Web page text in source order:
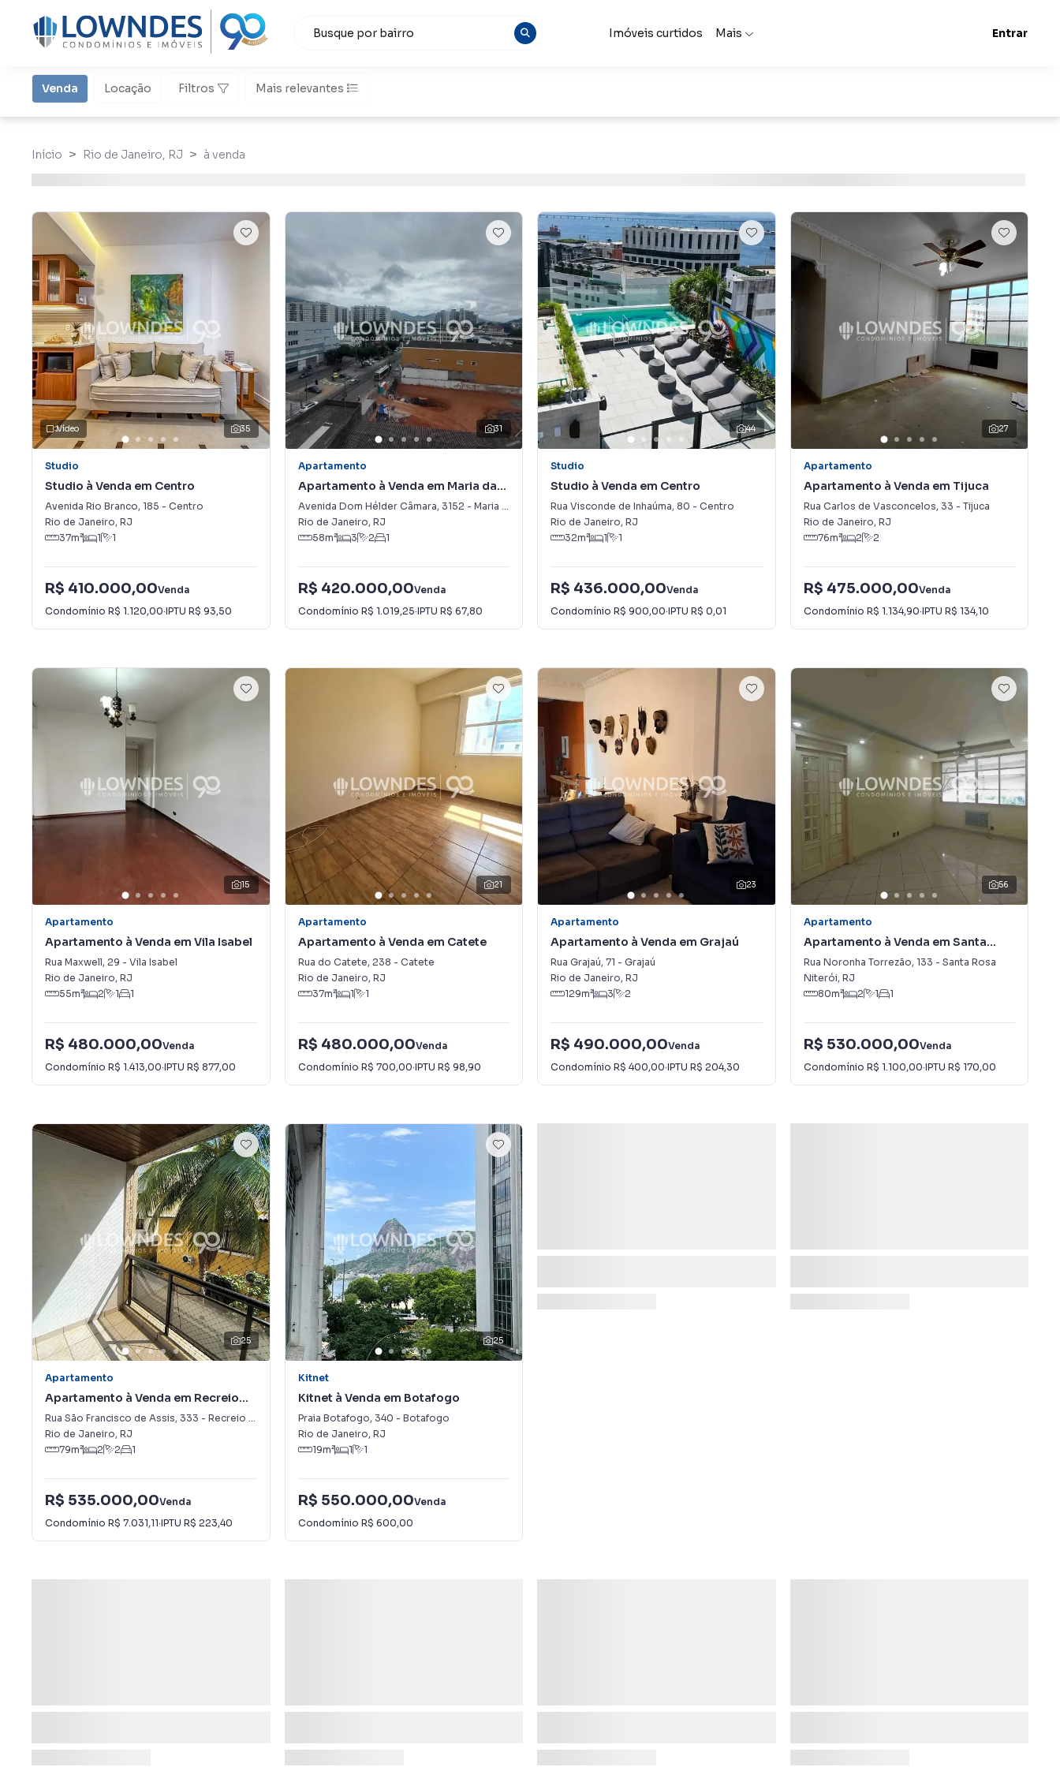
Imóveis curtidos Mais Entrar
Venda Locação Filtros Mais relevantes
Início Rio de Janeiro, RJ à venda
35
Vídeo
Studio
Studio à Venda em Centro
Avenida Rio Branco, 185 - Centro
Rio de Janeiro, RJ
37m² 1 1
R$ 410.000,00Venda
Condomínio R$ 1.120,00·IPTU R$ 93,50
31
Apartamento
Apartamento à Venda em Maria da
Graça
Avenida Dom Hélder Câmara, 3152 - Maria da Graça
Rio de Janeiro, RJ
58m² 3 2 1
R$ 420.000,00Venda
Condomínio R$ 1.019,25·IPTU R$ 67,80
44
Studio
Studio à Venda em Centro
Rua Visconde de Inhaúma, 80 - Centro
Rio de Janeiro, RJ
32m² 1 1
R$ 436.000,00Venda
Condomínio R$ 900,00·IPTU R$ 0,01
27
Apartamento
Apartamento à Venda em Tijuca
Rua Carlos de Vasconcelos, 33 - Tijuca
Rio de Janeiro, RJ
76m² 2 2
R$ 475.000,00Venda
Condomínio R$ 1.134,90·IPTU R$ 134,10
15
Apartamento
Apartamento à Venda em Vila Isabel
Rua Maxwell, 29 - Vila Isabel
Rio de Janeiro, RJ
55m² 2 1 1
R$ 480.000,00Venda
Condomínio R$ 1.413,00·IPTU R$ 877,00
21
Apartamento
Apartamento à Venda em Catete
Rua do Catete, 238 - Catete
Rio de Janeiro, RJ
37m² 1 1
R$ 480.000,00Venda
Condomínio R$ 700,00·IPTU R$ 98,90
23
Apartamento
Apartamento à Venda em Grajaú
Rua Grajaú, 71 - Grajaú
Rio de Janeiro, RJ
129m² 3 2
R$ 490.000,00Venda
Condomínio R$ 400,00·IPTU R$ 204,30
56
Apartamento
Apartamento à Venda em Santa
Rosa
Rua Noronha Torrezão, 133 - Santa Rosa
Niterói, RJ
80m² 2 1 1
R$ 530.000,00Venda
Condomínio R$ 1.100,00·IPTU R$ 170,00
25
Apartamento
Apartamento à Venda em Recreio
dos Bandeirantes
Rua São Francisco de Assis, 333 - Recreio dos Bandeirantes
Rio de Janeiro, RJ
79m² 2 2 1
R$ 535.000,00Venda
Condomínio R$ 7.031,11·IPTU R$ 223,40
25
Kitnet
Kitnet à Venda em Botafogo
Praia Botafogo, 340 - Botafogo
Rio de Janeiro, RJ
19m² 1 1
R$ 550.000,00Venda
Condomínio R$ 600,00